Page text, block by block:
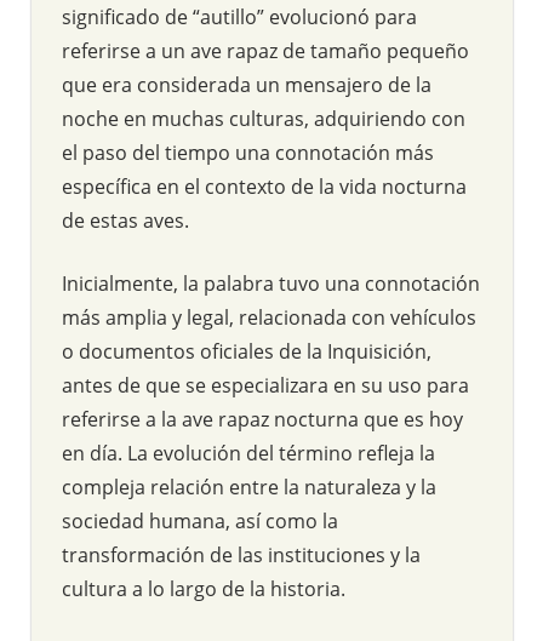
significado de “autillo” evolucionó para
referirse a un ave rapaz de tamaño pequeño
que era considerada un mensajero de la
noche en muchas culturas, adquiriendo con
el paso del tiempo una connotación más
específica en el contexto de la vida nocturna
de estas aves.
Inicialmente, la palabra tuvo una connotación
más amplia y legal, relacionada con vehículos
o documentos oficiales de la Inquisición,
antes de que se especializara en su uso para
referirse a la ave rapaz nocturna que es hoy
en día. La evolución del término refleja la
compleja relación entre la naturaleza y la
sociedad humana, así como la
transformación de las instituciones y la
cultura a lo largo de la historia.